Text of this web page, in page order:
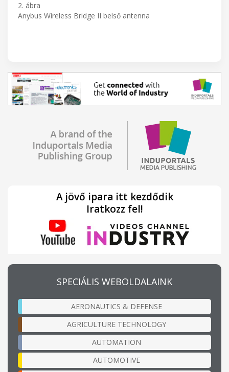
2. ábra
Anybus Wireless Bridge II belső antenna
A jövő ipara itt kezdődik
Iratkozz fel!
SPECIÁLIS WEBOLDALAINK
AERONAUTICS & DEFENSE
AGRICULTURE TECHNOLOGY
AUTOMATION
AUTOMOTIVE